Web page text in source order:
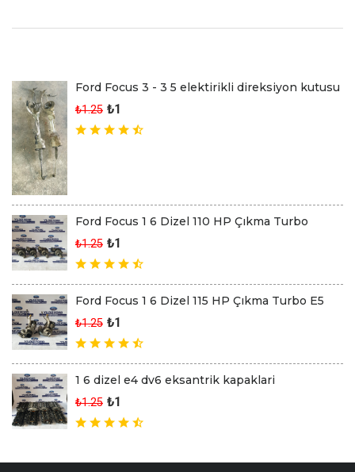
Ford Focus 3 - 3 5 elektirikli direksiyon kutusu
₺1.25 ₺1
Ford Focus 1 6 Dizel 110 HP Çıkma Turbo
₺1.25 ₺1
Ford Focus 1 6 Dizel 115 HP Çıkma Turbo E5
₺1.25 ₺1
1 6 dizel e4 dv6 eksantrik kapaklari
₺1.25 ₺1